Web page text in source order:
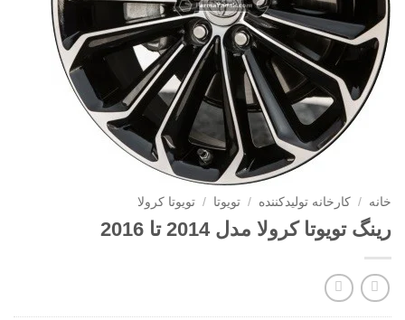
خانه / کارخانه تولیدکننده / تویوتا / تویوتا کرولا
رینگ تویوتا کرولا مدل 2014 تا 2016